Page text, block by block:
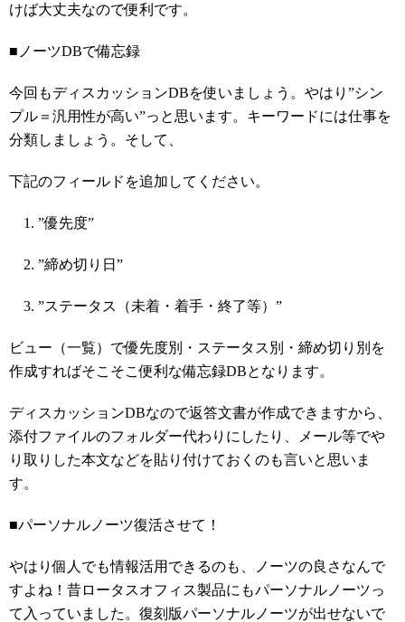
けば大丈夫なので便利です。
■ノーツDBで備忘録
今回もディスカッションDBを使いましょう。やはり”シン
プル＝汎用性が高い”っと思います。キーワードには仕事を
分類しましょう。そして、
下記のフィールドを追加してください。
”優先度”
”締め切り日”
”ステータス（未着・着手・終了等）”
ビュー（一覧）で優先度別・ステータス別・締め切り別を
作成すればそこそこ便利な備忘録DBとなります。
ディスカッションDBなので返答文書が作成できますから、
添付ファイルのフォルダー代わりにしたり、メール等でや
り取りした本文などを貼り付けておくのも言いと思いま
す。
■パーソナルノーツ復活させて！
やはり個人でも情報活用できるのも、ノーツの良さなんで
すよね！昔ロータスオフィス製品にもパーソナルノーツっ
て入っていました。復刻版パーソナルノーツが出せないで